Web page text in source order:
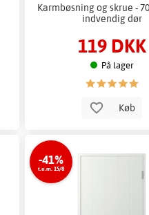
Karmbøsning og skrue -
indvendig dør
119 DKK
På lager
Køb
-41%
t.o.m. 15/8